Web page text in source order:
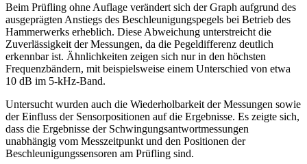
Beim Prüfling ohne Auflage verändert sich der Graph aufgrund des
ausgeprägten Anstiegs des Beschleunigungspegels bei Betrieb des
Hammerwerks erheblich. Diese Abweichung unterstreicht die
Zuverlässigkeit der Messungen, da die Pegeldifferenz deutlich
erkennbar ist. Ähnlichkeiten zeigen sich nur in den höchsten
Frequenzbändern, mit beispielsweise einem Unterschied von etwa
10 dB im 5-kHz-Band.
Untersucht wurden auch die Wiederholbarkeit der Messungen sowie
der Einfluss der Sensorpositionen auf die Ergebnisse. Es zeigte sich,
dass die Ergebnisse der Schwingungsantwortmessungen
unabhängig vom Messzeitpunkt und den Positionen der
Beschleunigungssensoren am Prüfling sind.